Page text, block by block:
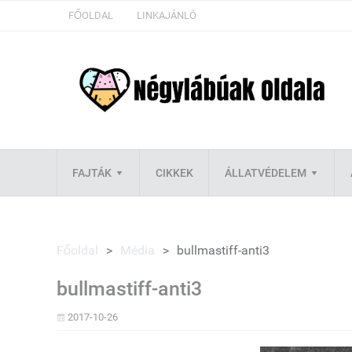
FŐOLDAL LINKAJÁNLÓ
FAJTÁK CIKKEK ÁLLATVÉDELEM
Főoldal > Média > bullmastiff-anti3
bullmastiff-anti3
2017-10-26